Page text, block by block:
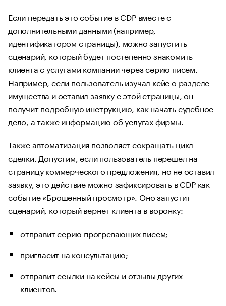
Если передать это событие в CDP вместе с
дополнительными данными (например,
идентификатором страницы), можно запустить
сценарий, который будет постепенно знакомить
клиента с услугами компании через серию писем.
Например, если пользователь изучал кейс о разделе
имущества и оставил заявку с этой страницы, он
получит подробную инструкцию, как начать судебное
дело, а также информацию об услугах фирмы.
Также автоматизация позволяет сокращать цикл
сделки. Допустим, если пользователь перешел на
страницу коммерческого предложения, но не оставил
заявку, это действие можно зафиксировать в CDP как
событие «Брошенный просмотр». Оно запустит
сценарий, который вернет клиента в воронку:
отправит серию прогревающих писем;
пригласит на консультацию;
отправит ссылки на кейсы и отзывы других
клиентов.